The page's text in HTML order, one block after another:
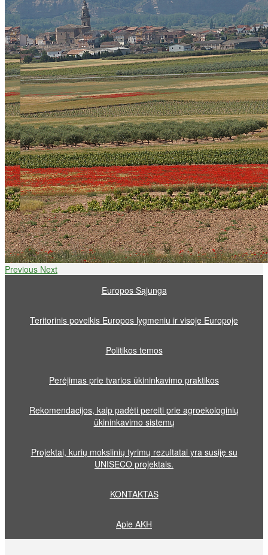
Previous Next
Europos Sąjunga
Teritorinis poveikis Europos lygmeniu ir visoje Europoje
Politikos temos
Perėjimas prie tvarios ūkininkavimo praktikos
Rekomendacijos, kaip padėti pereiti prie agroekologinių
ūkininkavimo sistemų
Projektai, kurių mokslinių tyrimų rezultatai yra susiję su
UNISECO projektais.
KONTAKTAS
Apie AKH